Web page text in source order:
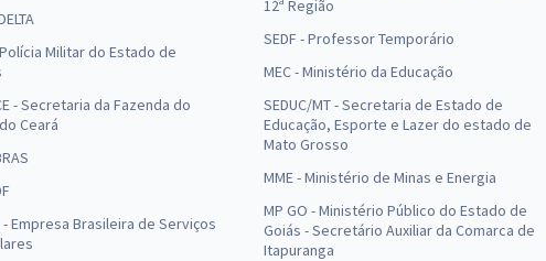
Polícia Militar do Estado de
- Secretaria da Fazenda do
Ceará
- Empresa Brasileira de Serviços
12ª Região
SEDF - Professor Temporário
MEC - Ministério da Educação
SEDUC/MT - Secretaria de Estado de
Educação, Esporte e Lazer do estado de
Mato Grosso
MME - Ministério de Minas e Energia
MP GO - Ministério Público do Estado de
Goiás - Secretário Auxiliar da Comarca de
Itapuranga